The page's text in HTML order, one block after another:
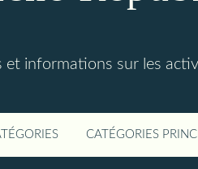
et informations sur les
CATÉGORIES